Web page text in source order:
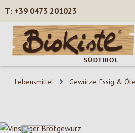
Zum Hauptinhalt springen
+39 0473 201023
Lebensmittel Gewürze, Essig & Öle
Bildergalerie überspringen